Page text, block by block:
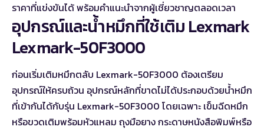
ราคาที่แข่งขันได้ พร้อมคำแนะนำจากผู้เชี่ยวชาญตลอดเวลา
อุปกรณ์และน้ำหมึกที่ใช้เติม Lexmark
Lexmark-50F3000
ก่อนเริ่มเติมหมึกตลับ Lexmark-50F3000 ต้องเตรียม
อุปกรณ์ให้ครบถ้วน อุปกรณ์หลักที่ขาดไม่ได้ประกอบด้วยน้ำหมึก
ที่เข้ากันได้กับรุ่น Lexmark-50F3000 โดยเฉพาะ เข็มฉีดหมึก
หรือขวดเติมพร้อมหัวแหลม ถุงมือยาง กระดาษหนังสือพิมพ์หรือ